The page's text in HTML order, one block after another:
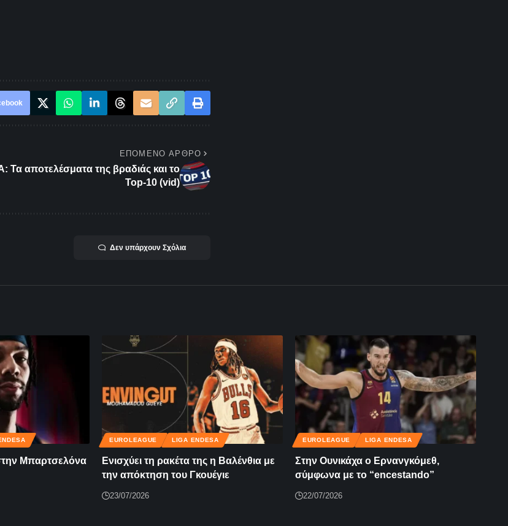
ΕΠΌΜΕΝΟ ΆΡΘΡΟ
Τα αποτελέσματα της βραδιάς και το
Top-10 (vid)
Δεν υπάρχουν Σχόλια
Μπαρτσελόνα
EUROLEAGUE LIGA ENDESA
Ενισχύει τη ρακέτα της η Βαλένθια με
την απόκτηση του Γκουέγιε
23/07/2026
EUROLEAGUE LIGA ENDESA
Στην Ουνικάχα ο Ερνανγκόμεθ,
σύμφωνα με το “encestando”
22/07/2026